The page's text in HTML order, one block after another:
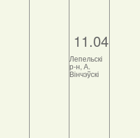
11.04
Лепельскі
р-н, А.
Вінчэўскі